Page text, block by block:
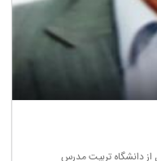
دانشگاه تربیت مدرس